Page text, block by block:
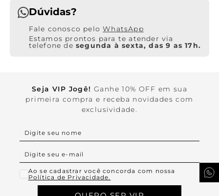
Dúvidas?
WhatsApp
Estamos prontos para te atender via
telefone de segunda à sexta, das 9 as 17h.
Seja VIP Jogê! Ganhe 10% OFF em sua
primeira compra e receba novidades com
exclusividade.
Ao se cadastrar você concorda com nossa
Política de Privacidade.